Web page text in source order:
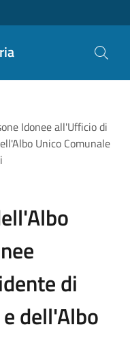
Idonee all'Ufficio di
Unico Comunale
di
dell'Albo